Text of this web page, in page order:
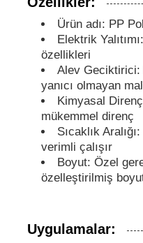
PP borular
Polypropilen boru
Ürün adı: PP
Elektrik
özellikleri
Alev Geciktirici:
yanıcı olmayan
Kimyasal
mükemmel direnç
Sıcaklık
verimli çalışır
Boyut: Özel
özelleştirilmiş
Uygulamalar: